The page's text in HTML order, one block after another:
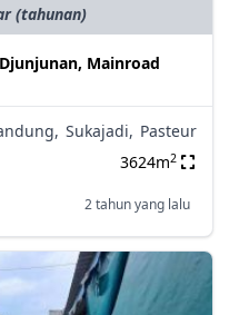
(tahunan)
Mainroad
Sukajadi, Pasteur
3624m2
2 tahun yang lalu